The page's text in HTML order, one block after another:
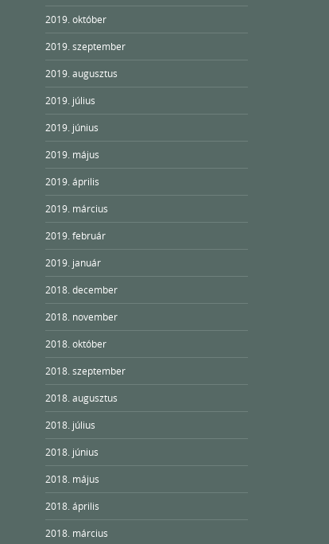
2019. október
2019. szeptember
2019. augusztus
2019. július
2019. június
2019. május
2019. április
2019. március
2019. február
2019. január
2018. december
2018. november
2018. október
2018. szeptember
2018. augusztus
2018. július
2018. június
2018. május
2018. április
2018. március